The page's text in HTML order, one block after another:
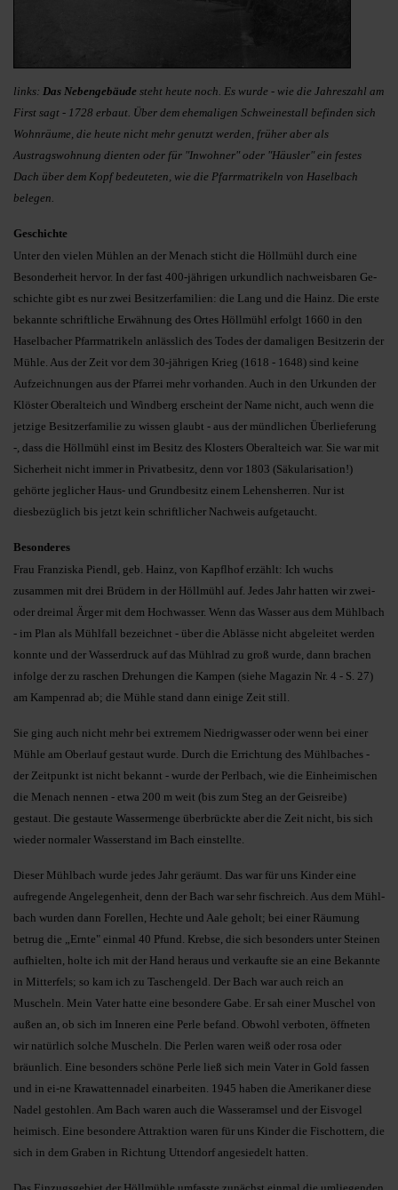
links: Das Nebenge­bäu­de steht heute noch. Es wurde - wie die Jahres­zahl am
First sagt - 1728 erbaut. Über dem ehemaligen Schweine­stall befinden sich
Wohnräume, die heute nicht mehr genutzt werden, früher aber als
Austragswohnung dienten oder für "Inwohner" oder "Häusler" ein festes
Dach über dem Kopf bedeuteten, wie die Pfarrmatrikeln von Haselbach
belegen.
Geschichte
Unter den vielen Mühlen an der Me­­nach sticht die Höllmühl durch eine
Besonderheit hervor. In der fast 400-jährigen urkundlich nachweisbaren Ge­
schichte gibt es nur zwei Besitzer­familien: die Lang und die Hainz. Die erste
bekannte schriftliche Er­wäh­nung des Ortes Höllmühl erfolgt 1660 in den
Haselbacher Pfarr­ma­tri­keln anlässlich des Todes der damaligen Besitzerin der
Mühle. Aus der Zeit vor dem 30-jährigen Krieg (1618 - 1648) sind keine
Aufzeich­nun­gen aus der Pfarrei mehr vorhanden. Auch in den Urkunden der
Klöster Oberalteich und Windberg erscheint der Name nicht, auch wenn die
jetzige Besitzerfamilie zu wissen glaubt - aus der mündlichen Überlieferung
-, dass die Höllmühl einst im Besitz des Klosters Oberalteich war. Sie war mit
Sicherheit nicht immer in Privatbesitz, denn vor 1803 (Säkula­risation!)
gehörte jeglicher Haus- und Grundbesitz einem Lehensherren. Nur ist
diesbezüglich bis jetzt kein schriftlicher Nachweis aufgetaucht.
Besonderes
Frau Franziska Piendl, geb. Hainz, von Kapflhof erzählt: Ich wuchs
zusammen mit drei Brüdern in der Höllmühl auf. Jedes Jahr hatten wir zwei-
oder dreimal Ärger mit dem Hoch­wasser. Wenn das Wasser aus dem Mühlbach
- im Plan als Mühl­fall bezeichnet - über die Ablässe nicht abgeleitet werden
konnte und der Wasserdruck auf das Mühlrad zu groß wurde, dann brachen
infolge der zu raschen Drehungen die Kampen (siehe Magazin Nr. 4 - S. 27)
am Kam­penrad ab; die Mühle stand dann einige Zeit still.
Sie ging auch nicht mehr bei extremem Niedrigwasser oder wenn bei einer
Mühle am Oberlauf gestaut wurde. Durch die Errichtung des Mühl­baches -
der Zeitpunkt ist nicht bekannt - wurde der Perlbach, wie die Einheimischen
die Menach nennen - etwa 200 m weit (bis zum Steg an der Geisreibe)
gestaut. Die gestaute Wassermenge überbrückte aber die Zeit nicht, bis sich
wieder normaler Wasserstand im Bach einstellte.
Dieser Mühlbach wurde jedes Jahr geräumt. Das war für uns Kinder eine
aufregende Angelegenheit, denn der Bach war sehr fischreich. Aus dem Mühl­
bach wurden dann Forellen, Hechte und Aale geholt; bei einer Räumung
betrug die „Ernte" einmal 40 Pfund. Krebse, die sich besonders unter Steinen
aufhielten, holte ich mit der Hand heraus und verkaufte sie an eine Bekannte
in Mitterfels; so kam ich zu Taschengeld. Der Bach war auch reich an
Muscheln. Mein Vater hatte eine besondere Gabe. Er sah einer Muschel von
außen an, ob sich im Inneren eine Perle befand. Obwohl verboten, öffneten
wir natürlich solche Muscheln. Die Perlen wa­ren weiß oder rosa oder
bräunlich. Eine besonders schöne Perle ließ sich mein Vater in Gold fassen
und in ei-ne Krawattennadel einarbeiten. 1945 haben die Amerikaner diese
Nadel ge­stohlen. Am Bach waren auch die Wasseramsel und der Eisvogel
heimisch. Eine besondere Attraktion waren für uns Kinder die Fischottern, die
sich in dem Graben in Richtung Uttendorf angesiedelt hatten.